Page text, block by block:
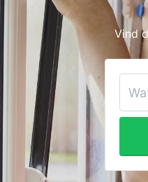
Kozijnen
Laadpalen
Schilderwerk
Tuinaanleg
Ventilatie
Warmtepomp
Vind